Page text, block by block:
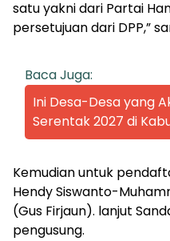
satu yakni dari Partai
persetujuan dari DPP,”
Baca Juga:
Ini Desa-Desa yang
Serentak 2027 di
Kemudian untuk
Hendy Siswanto-
(Gus Firjaun). lanjut
pengusung.